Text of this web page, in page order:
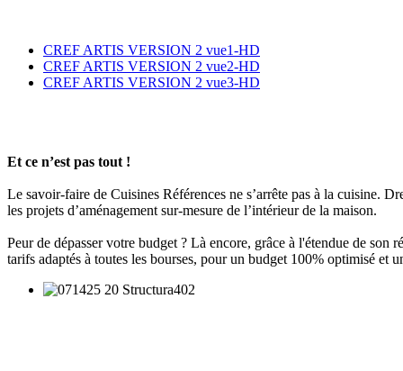
CREF ARTIS VERSION 2 vue1-HD
CREF ARTIS VERSION 2 vue2-HD
CREF ARTIS VERSION 2 vue3-HD
Et ce n’est pas tout !
Le savoir-faire de Cuisines Références ne s’arrête pas à la cuisine.
les projets d’aménagement sur-mesure de l’intérieur de la maison.
Peur de dépasser votre budget ? Là encore, grâce à l'étendue de son
tarifs adaptés à toutes les bourses, pour un budget 100% optimisé et